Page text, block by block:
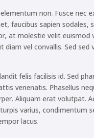
non. Fusce nec
faucibus sapien sodales,
at molestie velit euismod
vel convallis. Sed
felis facilisis id. Sed
venenatis. Phasellus
Aliquam erat volutpat.
varius, condimentum
lacus.